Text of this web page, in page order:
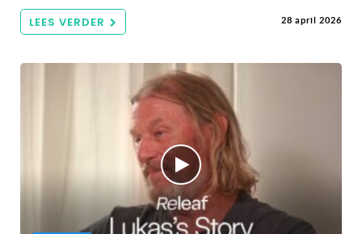
LEES VERDER 28 april 2026